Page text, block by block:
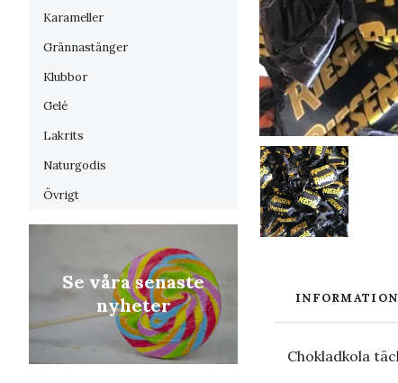
Karameller
Grännastänger
Klubbor
Gelé
Lakrits
Naturgodis
Övrigt
Se våra senaste
nyheter
INFORMATION
Chokladkola